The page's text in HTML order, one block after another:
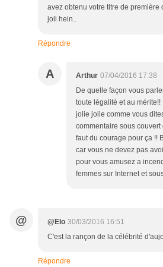
avez obtenu votre titre de première
joli hein..
Répondre
A Arthur 07/04/2016 17:38
De quelle façon vous
toute légalité et au
jolie jolie comme vous
commentaire sous couvert
faut du courage pour ça !!
car vous ne devez pas
pour vous amusez a
femmes sur Internet et
@ @Elo 30/03/2016 16:51
C'est la rançon de la célébrité
Répondre